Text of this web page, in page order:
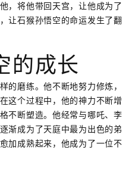
，将他带回天宫，让他成为了
让石猴孙悟空的命运发生了翻
的成长
的磨练。他不断地努力修炼，
这个过程中，他的神力不断增
不断塑造。他经常与哪吒、李
渐成为了天庭中最为出色的弟
加成熟起来，他成为了一位不